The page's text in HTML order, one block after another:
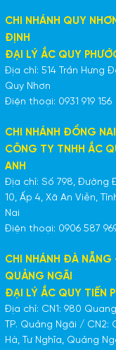
CHI NHÁNH QUY
ĐỊNH
ĐẠI LÝ ẮC QUY
Địa chỉ: 514 Trần Hưng
Quy Nhơn
Điện thoại: 0931 919 156
CHI NHÁNH ĐỒNG NAI
CÔNG TY TNHH ẮC
ANH
Địa chỉ: Số 798, Đường
10, Ấp 4, Xã An Viễn,
Nai
Điện thoại: 0906 587
CHI NHÁNH ĐÀ NẴNG
QUẢNG NGÃI
ĐẠI LÝ ẮC QUY TIẾN
Địa chỉ: CN1: 980
TP. Quảng Ngãi / CN2:
Hà, Tư Nghĩa, Quảng